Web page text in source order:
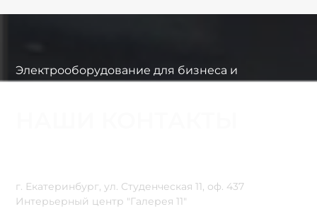
Электрооборудование для бизнеса и
г. Екатеринбург, ул. Студенческая 11, оф. 437
Интерьерный центр "Галерея 11"